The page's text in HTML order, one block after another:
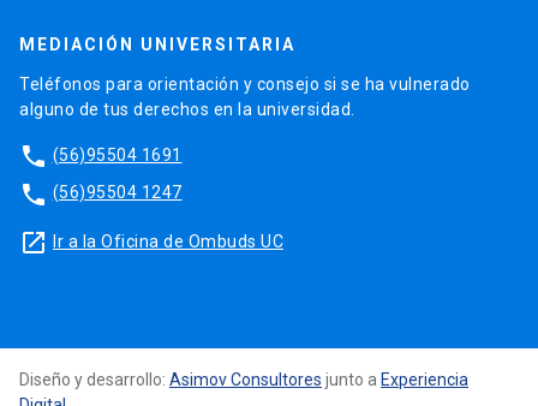
MEDIACIÓN UNIVERSITARIA
Teléfonos para orientación y consejo si se ha vulnerado
alguno de tus derechos en la universidad.
phone (56)95504 1691
phone (56)95504 1247
launch Ir a la Oficina de Ombuds UC
Diseño y desarrollo: Asimov Consultores junto a Experiencia